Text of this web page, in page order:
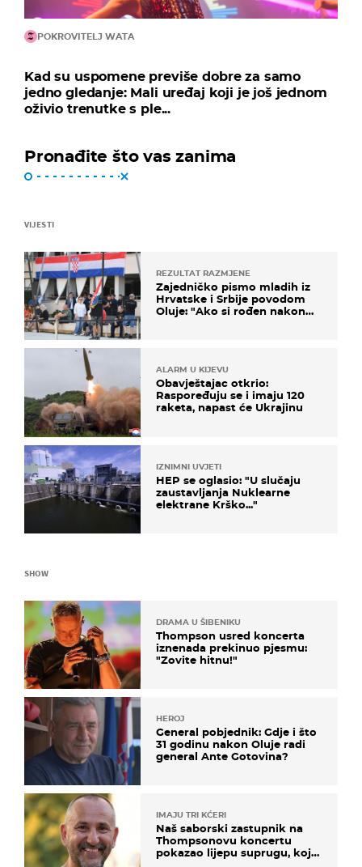
POKROVITELJ WATA
Kad su uspomene previše dobre za samo
jedno gledanje: Mali uređaj koji je još jednom
oživio trenutke s ple...
Pronađite što vas zanima
VIJESTI
REZULTAT RAZMJENE
Zajedničko pismo mladih iz
Hrvatske i Srbije povodom
Oluje: "Ako si rođen nakon
ALARM U KIJEVU
Obavještajac otkrio:
Raspoređuju se i imaju 120
raketa, napast će Ukrajinu
IZNIMNI UVJETI
HEP se oglasio: "U slučaju
zaustavljanja Nuklearne
elektrane Krško..."
SHOW
DRAMA U ŠIBENIKU
Thompson usred koncerta
iznenada prekinuo pjesmu:
"Zovite hitnu!"
HEROJ
General pobjednik: Gdje i što
31 godinu nakon Oluje radi
general Ante Gotovina?
IMAJU TRI KĆERI
Naš saborski zastupnik na
Thompsonovu koncertu
pokazao lijepu suprugu, koja